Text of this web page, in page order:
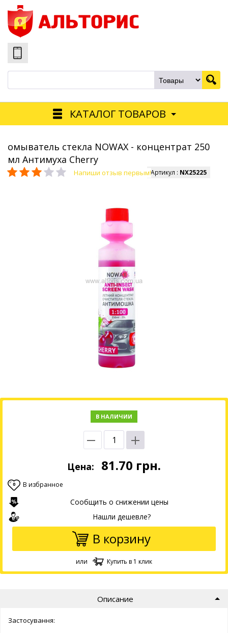
КАТАЛОГ ТОВАРОВ
омыватель стекла NOWAX - концентрат 250
мл Антимуха Cherry
Напиши отзыв первым!Артикул : NX25225
В НАЛИЧИИ
Цена: 81.70 грн.
0 В избранное
Сообщить о снижении цены
Нашли дешевле?
В корзину
или Купить в 1 клик
Описание
Застосування: